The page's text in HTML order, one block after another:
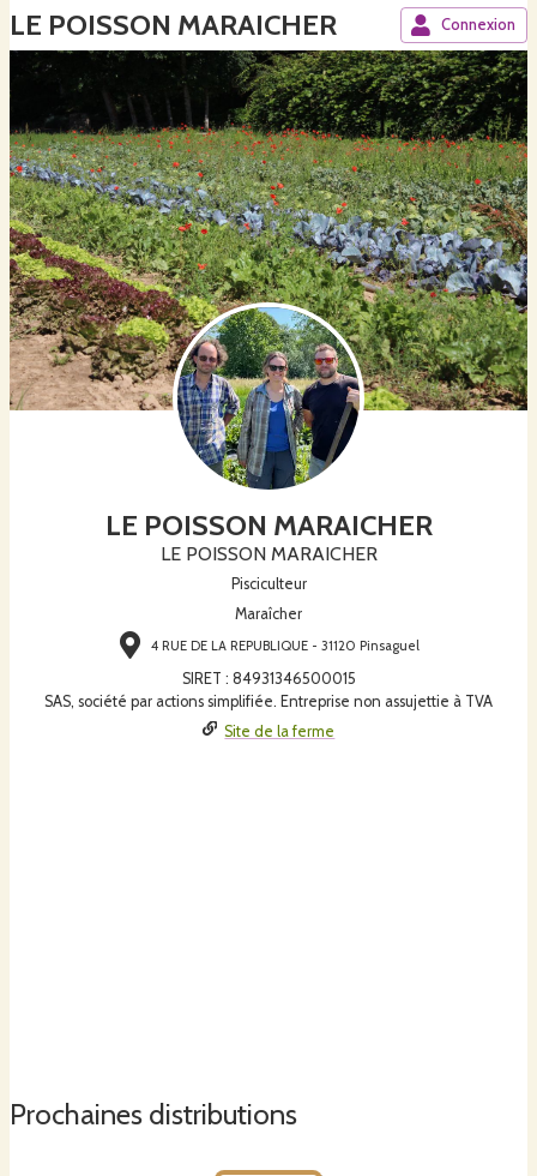
LE POISSON MARAICHER Connexion
LE POISSON MARAICHER
LE POISSON MARAICHER
Pisciculteur
Maraîcher
4 RUE DE LA REPUBLIQUE - 31120 Pinsaguel
SIRET : 84931346500015
SAS, société par actions simplifiée. Entreprise non assujettie à TVA
Site de la ferme
Prochaines distributions